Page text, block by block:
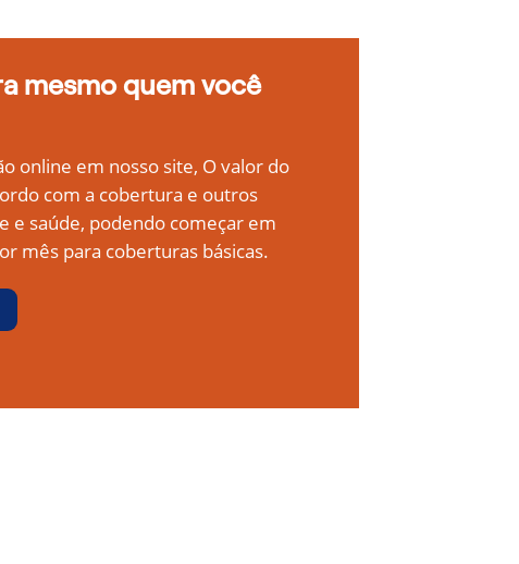
mesmo quem você
online em nosso site, O valor do
com a cobertura e outros
e saúde, podendo começar em
mês para coberturas básicas.